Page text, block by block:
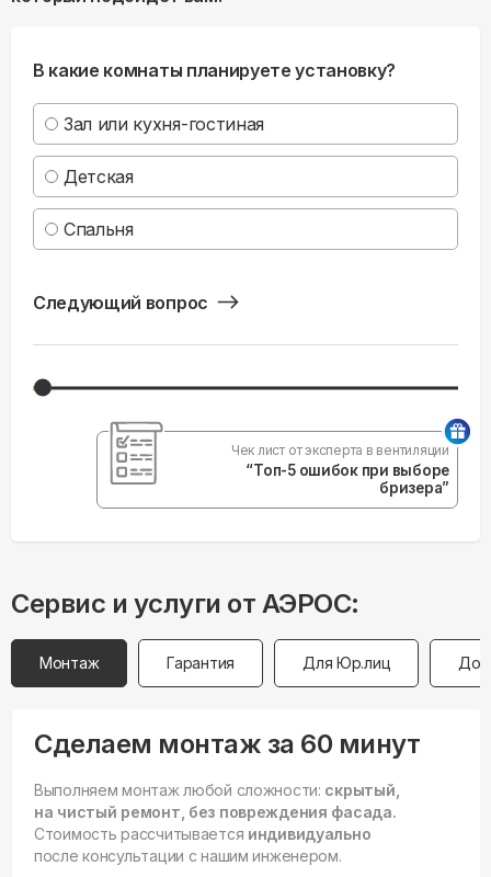
В какие комнаты планируете установку?
Зал или кухня-гостиная
Детская
Спальня
Следующий вопрос
Чек лист от эксперта в вентиляции
“Топ-5 ошибок при выборе
бризера”
Сервис и услуги от АЭРОС:
Монтаж Гарантия Для Юр.лиц
Сделаем монтаж за 60 минут
Выполняем монтаж любой сложности: скрытый,
на чистый ремонт, без повреждения фасада.
Стоимость рассчитывается индивидуально
после консультации с нашим инженером.